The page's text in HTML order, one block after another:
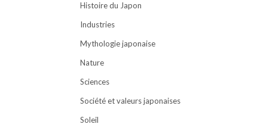
Histoire du Japon
Industries
Mythologie japonaise
Nature
Sciences
Société et valeurs japonaises
Soleil